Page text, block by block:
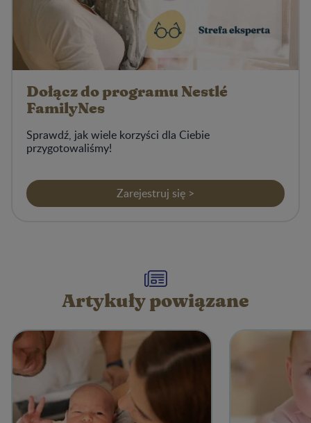
Dołącz do programu Nestlé
FamilyNes
Sprawdź, jak wiele korzyści dla Ciebie
przygotowaliśmy!
Zarejestruj się >
Artykuły powiązane